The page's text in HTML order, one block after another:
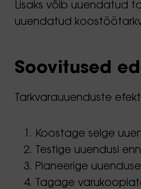
Lisaks võib uuendatud
uuendatud
Soovitused
Tarkvarauuenduste
Koostage selge
Testige uuendusi
Planeerige
Tagage